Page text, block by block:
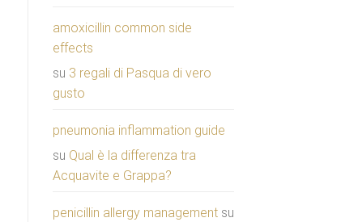
amoxicillin common side
effects
su 3 regali di Pasqua di vero
gusto
pneumonia inflammation guide
su Qual è la differenza tra
Acquavite e Grappa?
penicillin allergy management su